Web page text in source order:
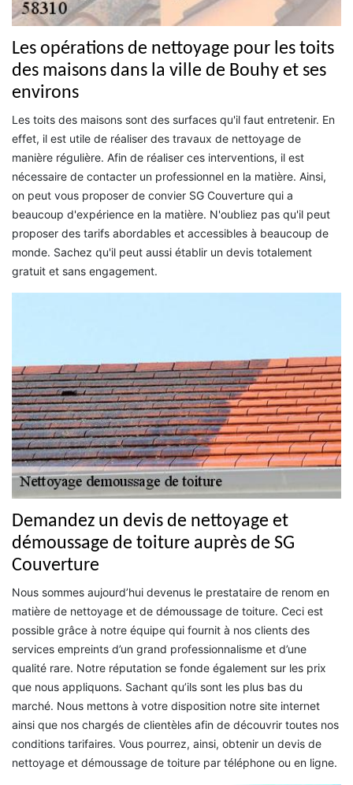
Les opérations de nettoyage pour les toits
des maisons dans la ville de Bouhy et ses
environs
Les toits des maisons sont des surfaces qu'il faut entretenir. En
effet, il est utile de réaliser des travaux de nettoyage de
manière régulière. Afin de réaliser ces interventions, il est
nécessaire de contacter un professionnel en la matière. Ainsi,
on peut vous proposer de convier SG Couverture qui a
beaucoup d'expérience en la matière. N'oubliez pas qu'il peut
proposer des tarifs abordables et accessibles à beaucoup de
monde. Sachez qu'il peut aussi établir un devis totalement
gratuit et sans engagement.
Demandez un devis de nettoyage et
démoussage de toiture auprès de SG
Couverture
Nous sommes aujourd’hui devenus le prestataire de renom en
matière de nettoyage et de démoussage de toiture. Ceci est
possible grâce à notre équipe qui fournit à nos clients des
services empreints d’un grand professionnalisme et d’une
qualité rare. Notre réputation se fonde également sur les prix
que nous appliquons. Sachant qu’ils sont les plus bas du
marché. Nous mettons à votre disposition notre site internet
ainsi que nos chargés de clientèles afin de découvrir toutes nos
conditions tarifaires. Vous pourrez, ainsi, obtenir un devis de
nettoyage et démoussage de toiture par téléphone ou en ligne.